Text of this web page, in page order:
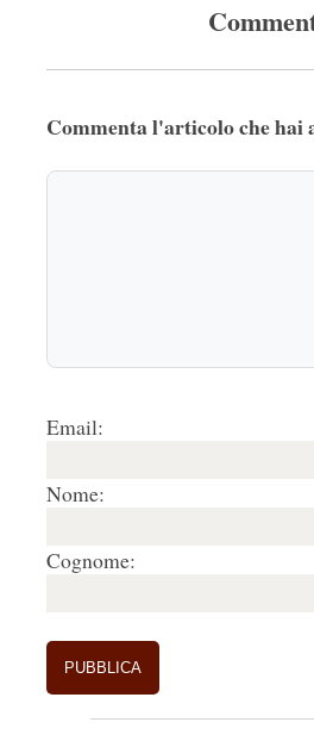
Commenta l'articolo che hai
Email:
Nome:
Cognome: